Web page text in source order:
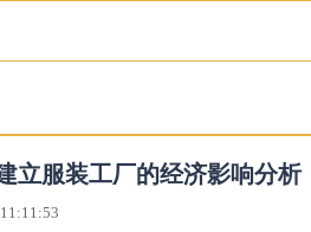
立服装工厂的经济影响分析